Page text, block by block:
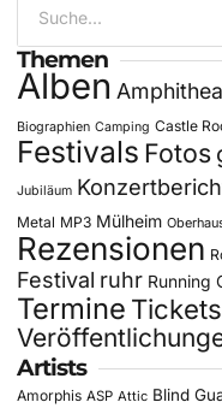
Themen
Alben
Biographien Camping Castle
Festivals Fotos
Jubiläum
Metal MP3 Mülheim
Rezensionen
Festival ruhr Running
Termine Tickets
Artists
Amorphis ASP Attic Blind